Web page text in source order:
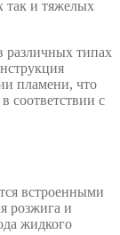
так и тяжелых
различных типах
пламени, что
соответствии с
встроенными
розжига и
жидкого